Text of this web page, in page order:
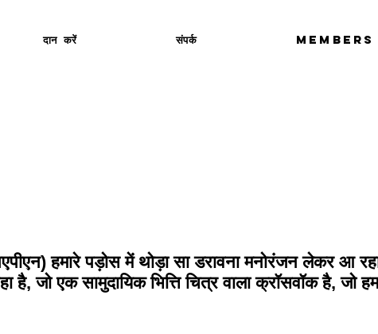
दान करें संपर्क Members
हमारे पड़ोस में थोड़ा सा डरावना मनोरंजन लेकर आ
जो एक सामुदायिक भित्ति चित्र वाला क्रॉसवॉक है, जो